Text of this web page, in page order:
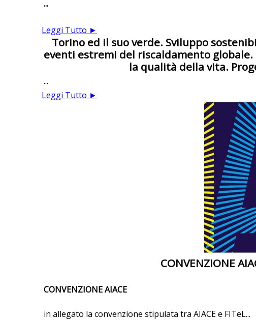
...
Leggi Tutto ►
Torino ed il suo verde. Sviluppo
eventi estremi del riscaldamento
la qualità della vita.
...
Leggi Tutto ►
CONVENZIONE
CONVENZIONE AIACE
in allegato la convenzione stipulata tra AIACE e FITeL...